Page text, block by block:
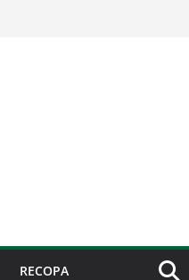
RECOPA